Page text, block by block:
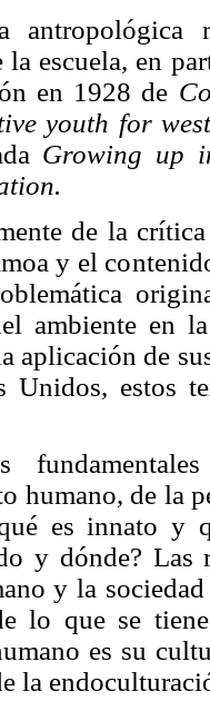
antropológica
la escuela, en
en 1928 de
youth for
Growing up
de la
y el
ambiente en
aplicación de
Unidos, estos
humano, de la
es innato y
y dónde? Las
y la
lo que se
es su
la